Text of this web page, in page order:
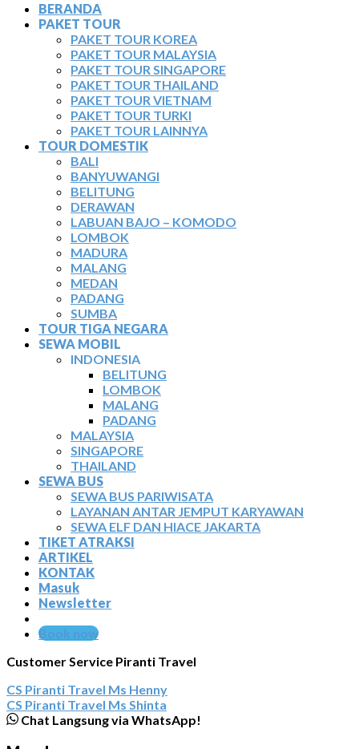
BERANDA
PAKET TOUR
PAKET TOUR KOREA
PAKET TOUR MALAYSIA
PAKET TOUR SINGAPORE
PAKET TOUR THAILAND
PAKET TOUR VIETNAM
PAKET TOUR TURKI
PAKET TOUR LAINNYA
TOUR DOMESTIK
BALI
BANYUWANGI
BELITUNG
DERAWAN
LABUAN BAJO – KOMODO
LOMBOK
MADURA
MALANG
MEDAN
PADANG
SUMBA
TOUR TIGA NEGARA
SEWA MOBIL
INDONESIA
BELITUNG
LOMBOK
MALANG
PADANG
MALAYSIA
SINGAPORE
THAILAND
SEWA BUS
SEWA BUS PARIWISATA
LAYANAN ANTAR JEMPUT KARYAWAN
SEWA ELF DAN HIACE JAKARTA
TIKET ATRAKSI
ARTIKEL
KONTAK
Masuk
Newsletter
Book now
Customer Service Piranti Travel
CS Piranti Travel Ms Henny
CS Piranti Travel Ms Shinta
Chat Langsung via WhatsApp!